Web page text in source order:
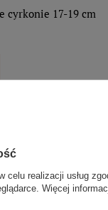
cyrkonie 17-19 cm
celu realizacji usług
Więcej